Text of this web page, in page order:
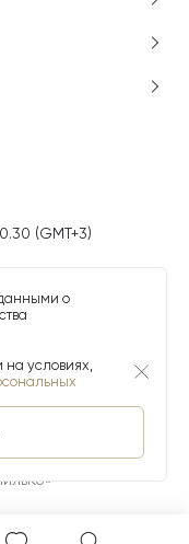
(GMT+3)
о
на условиях,